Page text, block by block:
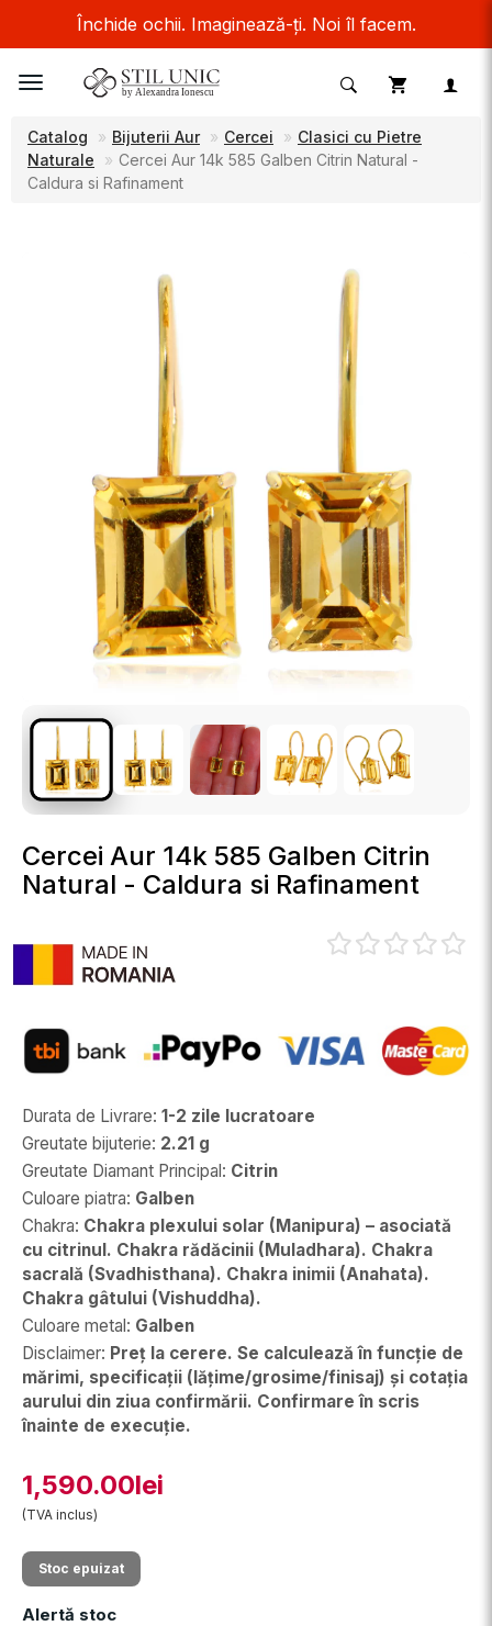
Închide ochii. Imaginează-ți. Noi îl facem.
Toggle
Catalog
Bijuterii Aur Cercei
Clasici cu Pietre
Naturale
Cercei Aur 14k 585 Galben Citrin Natural -
Caldura si Rafinament
Cercei Aur 14k 585 Galben Citrin
Natural - Caldura si Rafinament
Durata de Livrare: 1-2 zile lucratoare
Greutate bijuterie: 2.21 g
Greutate Diamant Principal: Citrin
Culoare piatra: Galben
Chakra: Chakra plexului solar (Manipura) – asociată
cu citrinul. Chakra rădăcinii (Muladhara). Chakra
sacrală (Svadhisthana). Chakra inimii (Anahata).
Chakra gâtului (Vishuddha).
Culoare metal: Galben
Disclaimer: Preț la cerere. Se calculează în funcție de
mărimi, specificații (lățime/grosime/finisaj) și cotația
aurului din ziua confirmării. Confirmare în scris
înainte de execuție.
1,590.00lei
(TVA inclus)
Stoc epuizat
Alertă stoc